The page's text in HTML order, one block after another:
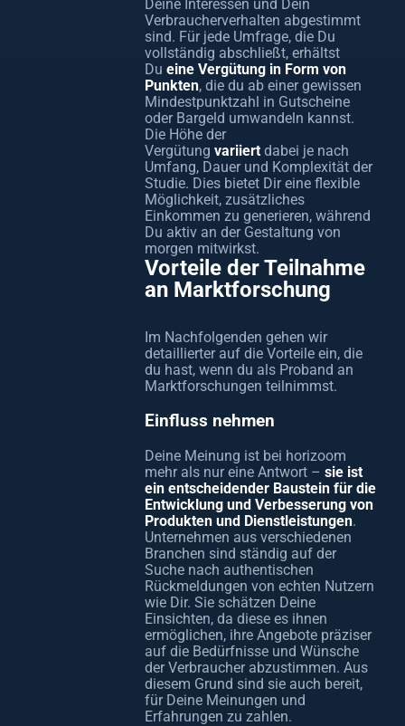
Deine Interessen und Dein
Verbraucherverhalten abgestimmt
sind. Für jede Umfrage, die Du
vollständig abschließt, erhältst
Du eine Vergütung in Form von
Punkten, die du ab einer gewissen
Mindestpunktzahl in Gutscheine
oder Bargeld umwandeln kannst.
Die Höhe der
Vergütung variiert dabei je nach
Umfang, Dauer und Komplexität der
Studie. Dies bietet Dir eine flexible
Möglichkeit, zusätzliches
Einkommen zu generieren, während
Du aktiv an der Gestaltung von
morgen mitwirkst.
Vorteile der Teilnahme
an Marktforschung
Im Nachfolgenden gehen wir
detaillierter auf die Vorteile ein, die
du hast, wenn du als Proband an
Marktforschungen teilnimmst.
Einfluss nehmen
Deine Meinung ist bei horizoom
mehr als nur eine Antwort – sie ist
ein entscheidender Baustein für die
Entwicklung und Verbesserung von
Produkten und Dienstleistungen.
Unternehmen aus verschiedenen
Branchen sind ständig auf der
Suche nach authentischen
Rückmeldungen von echten Nutzern
wie Dir. Sie schätzen Deine
Einsichten, da diese es ihnen
ermöglichen, ihre Angebote präziser
auf die Bedürfnisse und Wünsche
der Verbraucher abzustimmen. Aus
diesem Grund sind sie auch bereit,
für Deine Meinungen und
Erfahrungen zu zahlen.